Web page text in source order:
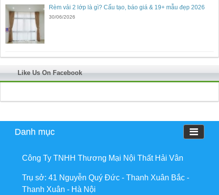
Rèm vải 2 lớp là gì? Cấu tạo, báo giá & 19+ mẫu đẹp 2026
30/06/2026
Like Us On Facebook
Danh mục
Công Ty TNHH Thương Mại Nội Thất Hải Vân
Trụ sở: 41 Nguyễn Quý Đức - Thanh Xuân Bắc -
Thanh Xuân - Hà Nội